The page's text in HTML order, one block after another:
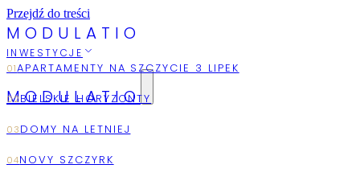
Przejdź do treści
M O D U L A T I O
INWESTYCJE
MODULATIO
AUGUST
2026